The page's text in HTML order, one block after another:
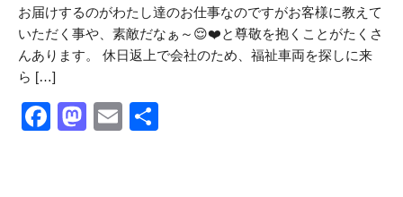
お届けするのがわたし達のお仕事なのですがお客様に教えて
いただく事や、素敵だなぁ～😌❤️と尊敬を抱くことがたくさ
んあります。 休日返上で会社のため、福祉車両を探しに来
ら […]
Facebook
Mastodon
Email